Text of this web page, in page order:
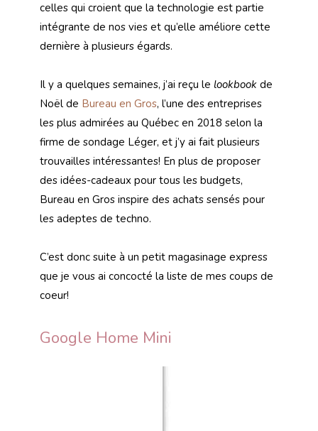
celles qui croient que la technologie est partie
intégrante de nos vies et qu’elle améliore cette
dernière à plusieurs égards.
Il y a quelques semaines, j’ai reçu le lookbook de
Noël de Bureau en Gros, l’une des entreprises
les plus admirées au Québec en 2018 selon la
firme de sondage Léger, et j’y ai fait plusieurs
trouvailles intéressantes! En plus de proposer
des idées-cadeaux pour tous les budgets,
Bureau en Gros inspire des achats sensés pour
les adeptes de techno.
C’est donc suite à un petit magasinage express
que je vous ai concocté la liste de mes coups de
coeur!
Google Home Mini